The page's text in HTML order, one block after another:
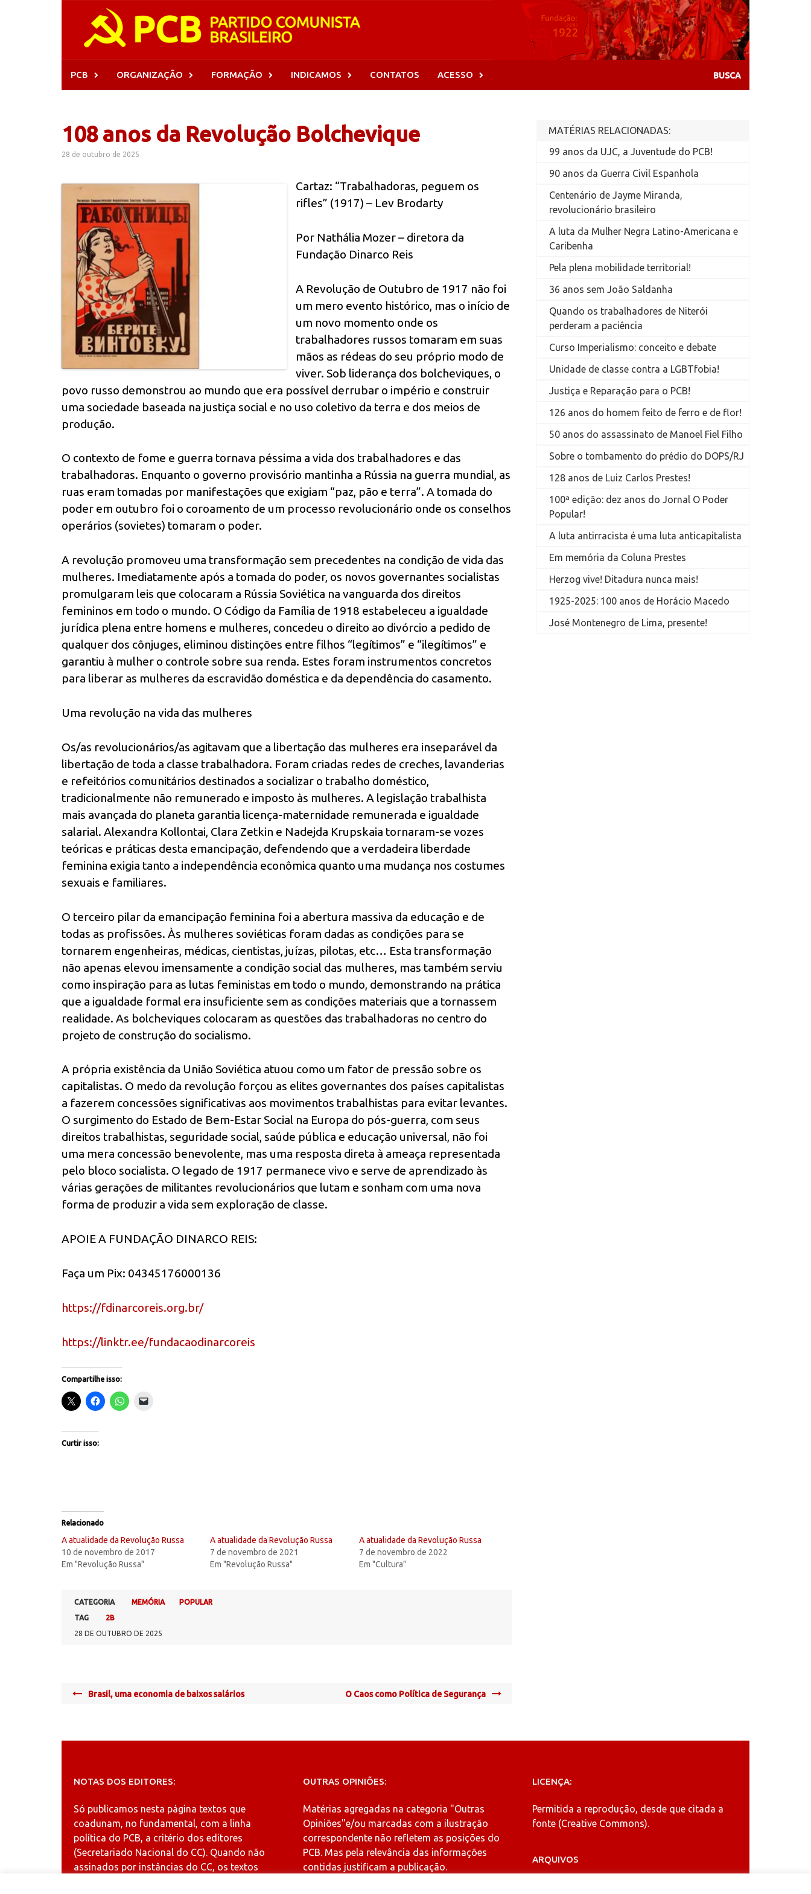
PCB ORGANIZAÇÃO FORMAÇÃO INDICAMOS CONTATOS ACESSO
108 anos da Revolução Bolchevique
28 de outubro de 2025
Cartaz: “Trabalhadoras, peguem os
rifles” (1917) – Lev Brodarty
Por Nathália Mozer – diretora da
Fundação Dinarco Reis
A Revolução de Outubro de 1917 não foi
um mero evento histórico, mas o início de
um novo momento onde os
trabalhadores russos tomaram em suas
mãos as rédeas do seu próprio modo de
viver. Sob liderança dos bolcheviques, o
povo russo demonstrou ao mundo que era possível derrubar o império e construir
uma sociedade baseada na justiça social e no uso coletivo da terra e dos meios de
produção.
O contexto de fome e guerra tornava péssima a vida dos trabalhadores e das
trabalhadoras. Enquanto o governo provisório mantinha a Rússia na guerra mundial, as
ruas eram tomadas por manifestações que exigiam “paz, pão e terra”. A tomada do
poder em outubro foi o coroamento de um processo revolucionário onde os conselhos
operários (sovietes) tomaram o poder.
A revolução promoveu uma transformação sem precedentes na condição de vida das
mulheres. Imediatamente após a tomada do poder, os novos governantes socialistas
promulgaram leis que colocaram a Rússia Soviética na vanguarda dos direitos
femininos em todo o mundo. O Código da Família de 1918 estabeleceu a igualdade
jurídica plena entre homens e mulheres, concedeu o direito ao divórcio a pedido de
qualquer dos cônjuges, eliminou distinções entre filhos “legítimos” e “ilegítimos” e
garantiu à mulher o controle sobre sua renda. Estes foram instrumentos concretos
para liberar as mulheres da escravidão doméstica e da dependência do casamento.
Uma revolução na vida das mulheres
Os/as revolucionários/as agitavam que a libertação das mulheres era inseparável da
libertação de toda a classe trabalhadora. Foram criadas redes de creches, lavanderias
e refeitórios comunitários destinados a socializar o trabalho doméstico,
tradicionalmente não remunerado e imposto às mulheres. A legislação trabalhista
mais avançada do planeta garantia licença-maternidade remunerada e igualdade
salarial. Alexandra Kollontai, Clara Zetkin e Nadejda Krupskaia tornaram-se vozes
teóricas e práticas desta emancipação, defendendo que a verdadeira liberdade
feminina exigia tanto a independência econômica quanto uma mudança nos costumes
sexuais e familiares.
O terceiro pilar da emancipação feminina foi a abertura massiva da educação e de
todas as profissões. Às mulheres soviéticas foram dadas as condições para se
tornarem engenheiras, médicas, cientistas, juízas, pilotas, etc… Esta transformação
não apenas elevou imensamente a condição social das mulheres, mas também serviu
como inspiração para as lutas feministas em todo o mundo, demonstrando na prática
que a igualdade formal era insuficiente sem as condições materiais que a tornassem
realidade. As bolcheviques colocaram as questões das trabalhadoras no centro do
projeto de construção do socialismo.
A própria existência da União Soviética atuou como um fator de pressão sobre os
capitalistas. O medo da revolução forçou as elites governantes dos países capitalistas
a fazerem concessões significativas aos movimentos trabalhistas para evitar levantes.
O surgimento do Estado de Bem-Estar Social na Europa do pós-guerra, com seus
direitos trabalhistas, seguridade social, saúde pública e educação universal, não foi
uma mera concessão benevolente, mas uma resposta direta à ameaça representada
pelo bloco socialista. O legado de 1917 permanece vivo e serve de aprendizado às
várias gerações de militantes revolucionários que lutam e sonham com uma nova
forma de produzir a vida sem exploração de classe.
APOIE A FUNDAÇÃO DINARCO REIS:
Faça um Pix: 04345176000136
https://fdinarcoreis.org.br/
https://linktr.ee/fundacaodinarcoreis
Compartilhe isso:
Curtir isso:
Relacionado
A atualidade da Revolução Russa
10 de novembro de 2017
Em "Revolução Russa"
A atualidade da Revolução Russa
7 de novembro de 2021
Em "Revolução Russa"
A atualidade da Revolução Russa
7 de novembro de 2022
Em "Cultura"
CATEGORIA MEMÓRIA
POPULAR
TAG
2B
28 DE OUTUBRO DE 2025
PostBrasil, uma economia de baixos salários O Caos como Política de Segurança
MATÉRIAS RELACIONADAS:
99 anos da UJC, a Juventude do PCB!
90 anos da Guerra Civil Espanhola
Centenário de Jayme Miranda,
revolucionário brasileiro
A luta da Mulher Negra Latino-Americana e
Caribenha
Pela plena mobilidade territorial!
36 anos sem João Saldanha
Quando os trabalhadores de Niterói
perderam a paciência
Curso Imperialismo: conceito e debate
Unidade de classe contra a LGBTfobia!
Justiça e Reparação para o PCB!
126 anos do homem feito de ferro e de flor!
50 anos do assassinato de Manoel Fiel Filho
Sobre o tombamento do prédio do DOPS/RJ
128 anos de Luiz Carlos Prestes!
100ª edição: dez anos do Jornal O Poder
Popular!
A luta antirracista é uma luta anticapitalista
Em memória da Coluna Prestes
Herzog vive! Ditadura nunca mais!
1925-2025: 100 anos de Horácio Macedo
José Montenegro de Lima, presente!
NOTAS DOS EDITORES:
Só publicamos nesta página textos que
coadunam, no fundamental, com a linha
política do PCB, a critério dos editores
(Secretariado Nacional do CC). Quando não
assinados por instâncias do CC, os textos
OUTRAS OPINIÕES:
Matérias agregadas na categoria "Outras
Opiniões"e/ou marcadas com a ilustração
correspondente não refletem as posições do
PCB. Mas pela relevância das informações
contidas justificam a publicação.
LICENÇA:
Permitida a reprodução, desde que citada a
fonte (Creative Commons).
ARQUIVOS